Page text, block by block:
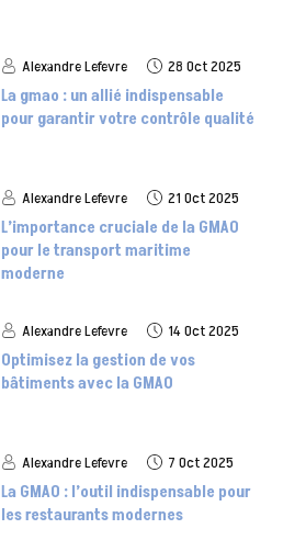
Alexandre Lefevre 28 Oct 2025
La gmao : un allié indispensable
pour garantir votre contrôle qualité
Alexandre Lefevre 21 Oct 2025
L’importance cruciale de la GMAO
pour le transport maritime
moderne
Alexandre Lefevre 14 Oct 2025
Optimisez la gestion de vos
bâtiments avec la GMAO
Alexandre Lefevre 7 Oct 2025
La GMAO : l’outil indispensable pour
les restaurants modernes